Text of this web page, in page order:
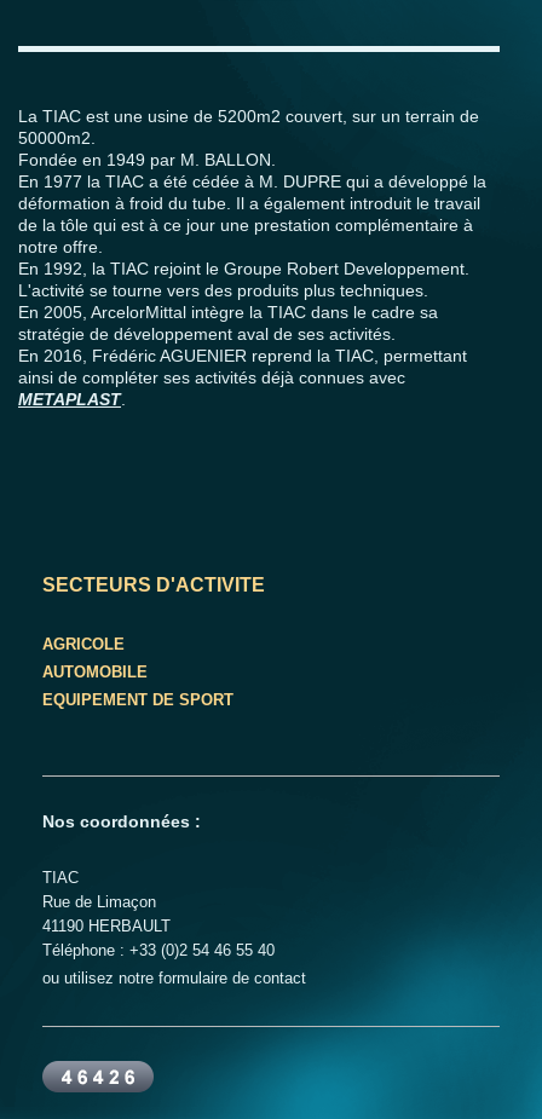
La TIAC est une usine de 5200m2 couvert, sur un terrain de
50000m2.
Fondée en 1949 par M. BALLON.
En 1977 la TIAC a été cédée à M. DUPRE qui a développé la
déformation à froid du tube. Il a également introduit le travail
de la tôle qui est à ce jour une prestation complémentaire à
notre offre.
En 1992, la TIAC rejoint le Groupe Robert Developpement.
L'activité se tourne vers des produits plus techniques.
En 2005, ArcelorMittal intègre la TIAC dans le cadre sa
stratégie de développement aval de ses activités.
En 2016, Frédéric AGUENIER reprend la TIAC, permettant
ainsi de compléter ses activités déjà connues avec
METAPLAST.
SECTEURS D'ACTIVITE
AGRICOLE
AUTOMOBILE
EQUIPEMENT DE SPORT
Nos coordonnées :
TIAC
Rue de Limaçon
41190 HERBAULT
Téléphone : +33 (0)2 54 46 55 40
ou utilisez notre formulaire de contact